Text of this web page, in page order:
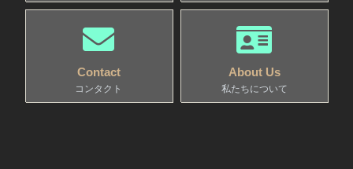
Contact
コンタクト
About Us
私たちについて